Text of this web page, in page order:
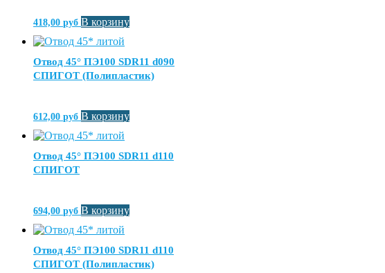
418,00 руб В корзину
Отвод 45° ПЭ100 SDR11 d090
СПИГОТ (Полипластик)
612,00 руб В корзину
Отвод 45° ПЭ100 SDR11 d110
СПИГОТ
694,00 руб В корзину
Отвод 45° ПЭ100 SDR11 d110
СПИГОТ (Полипластик)